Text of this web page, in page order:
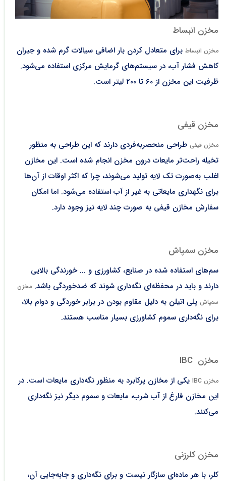
مخزن انبساط
مخزن انبساط برای متعادل کردن بار اضافی سیالات گرم شده و جبران
کاهش فشار آب، در سیستم‌های گرمایش مرکزی استفاده می‌شود.
ظرفیت این مخزن از 60 تا 200 لیتر است.
مخزن قیفی
مخزن قیفی طراحی منحصربه‌فردی دارند که این طراحی به منظور
تخیله راحت‌تر مایعات درون مخزن انجام شده است. این مخازن
اغلب به‌صورت تک لایه تولید می‌شوند، چرا که اکثر اوقات از آن‌ها
برای نگهداری مایعاتی به غیر از آب استفاده می‌شود. اما امکان
سفارش مخازن قیفی به صورت چند لایه نیز وجود دارد.
مخزن سمپاش
سم‌های استفاده شده در صنایع، کشاورزی و ... خورندگی بالایی
دارند و باید در محفظه‌ای نگه‌داری شوند که ضدخوردگی باشد. مخزن
سمپاش پلی اتیلن به دلیل مقاوم بودن در برابر خوردگی و دوام بالا،
برای نگه‌داری سموم کشاورزی بسیار مناسب هستند.
مخزن IBC
مخزن IBC
یکی از مخازن پرکابرد به منظور نگه‌داری مایعات است. در
این مخازن فارغ از آب شرب، مایعات و سموم دیگر نیز نگه‌داری
می‌کنند.
مخزن کلرزنی
کلر، با هر ماده‌ای سازگار نیست و برای نگه‌داری و جابه‌جایی آن،